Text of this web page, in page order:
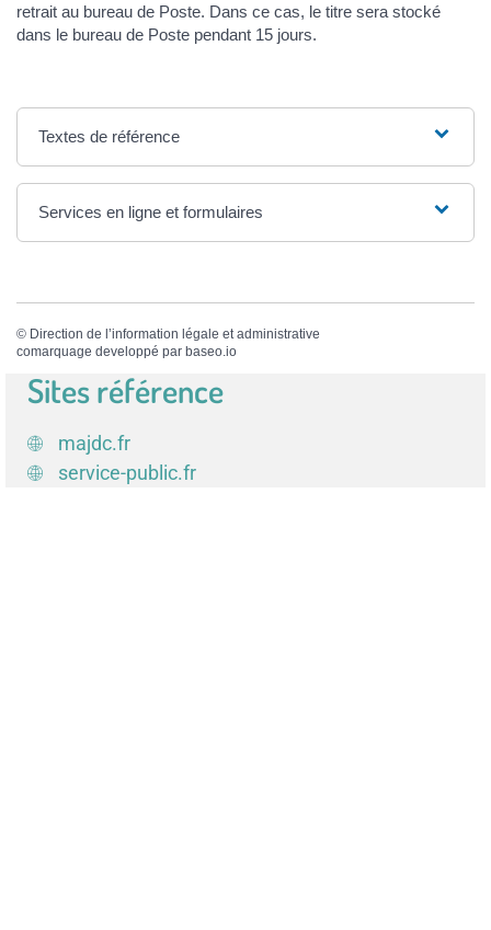
retrait au bureau de Poste. Dans ce cas, le titre sera stocké
dans le bureau de Poste pendant 15 jours.
Textes de référence
Services en ligne et formulaires
© Direction de l’information légale et administrative
comarquage developpé par baseo.io
Sites référence
majdc.fr
service-public.fr